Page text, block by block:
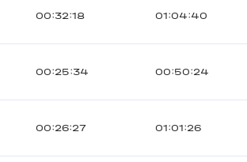
00:32:18 01:04:40
00:25:34 00:50:24
00:26:27 01:01:26